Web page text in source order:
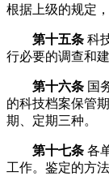
根据上级的规定
第十五条 科
行必要的调查和
第十六条 国
的科技档案保管
期、定期三种。
第十七条 各
工作。鉴定的方